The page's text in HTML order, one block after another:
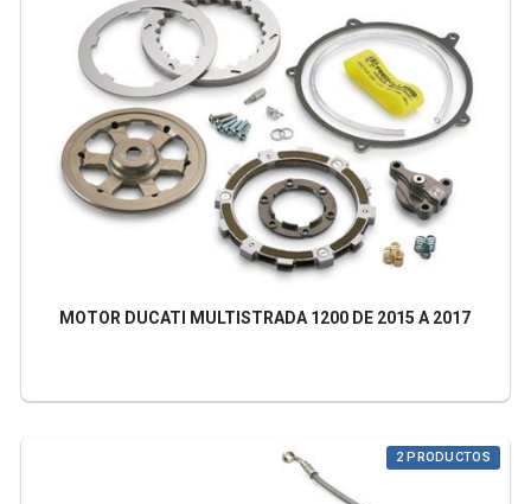
MOTOR DUCATI MULTISTRADA 1200 DE 2015 A 2017
2 PRODUCTOS